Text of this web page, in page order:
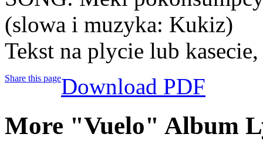
(slowa i muzyka: Kukiz)
Tekst na plycie lub
Share this pageDownload PDF
More "Vuelo" Album